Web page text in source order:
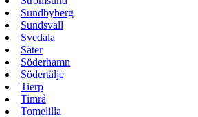
Sundbyberg
Sundsvall
Svedala
Säter
Söderhamn
Södertälje
Tierp
Timrå
Tomelilla